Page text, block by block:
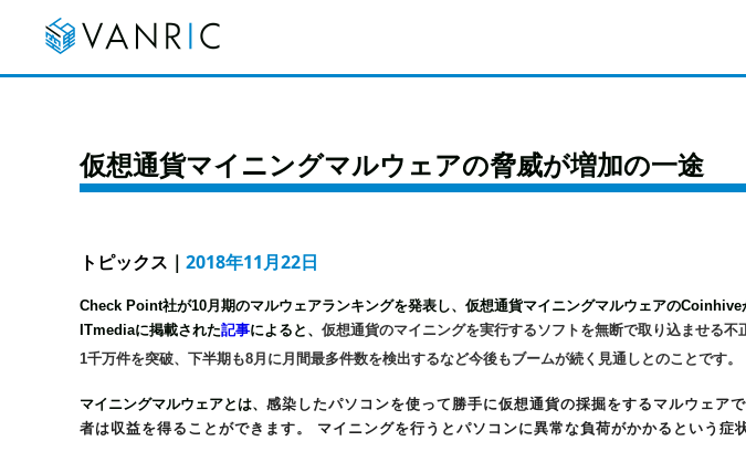
仮想通貨マイニングマルウェアの脅威が増加の一途
トピックス ｜ 2018年11月22日
Check Point社が10月期のマルウェアランキングを発表し、仮想通貨マイニングマルウェアのCoinhive
ITmediaに掲載された記事によると、 仮想通貨のマイニングを実行するソフトを無断で取り込ませる
1千万件を突破、下半期も8月に月間最多件数を検出するなど今後もブームが続く見通しとのことです。
マイニングマルウェアとは、 感染したパソコンを使って勝手に仮想通貨の採掘をするマルウェア
者は収益を得ることができます。 マイニングを行うとパソコンに異常な負荷がかかるという症